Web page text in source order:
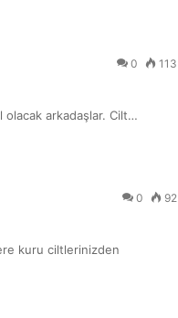
0 113
olacak arkadaşlar. Cilt…
0 92
kuru ciltlerinizden